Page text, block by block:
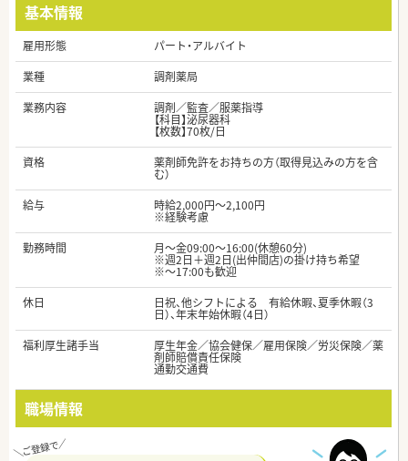
基本情報
雇用形態
パート・アルバイト
業種
調剤薬局
業務内容
調剤／監査／服薬指導
【科目】泌尿器科
【枚数】70枚/日
資格
薬剤師免許をお持ちの方（取得見込みの方を含
む）
給与
時給2,000円～2,100円
※経験考慮
勤務時間
月～金09:00～16:00(休憩60分)
※週2日＋週2日(出仲間店)の掛け持ち希望
※～17:00も歓迎
休日
日祝、他シフトによる 有給休暇、夏季休暇（3
日）、年末年始休暇（4日）
福利厚生諸手当
厚生年金／協会健保／雇用保険／労災保険／薬
剤師賠償責任保険
通勤交通費
職場情報